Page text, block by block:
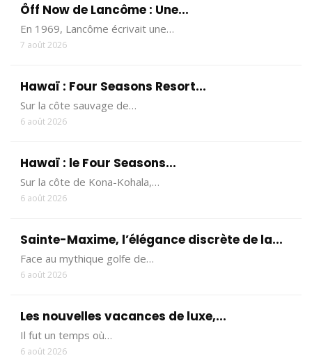
Ôff Now de Lancôme : Une...
En 1969, Lancôme écrivait une…
7 août 2026
Hawaï : Four Seasons Resort...
Sur la côte sauvage de…
6 août 2026
Hawaï : le Four Seasons...
Sur la côte de Kona-Kohala,…
6 août 2026
Sainte-Maxime, l’élégance discrète de la...
Face au mythique golfe de…
6 août 2026
Les nouvelles vacances de luxe,...
Il fut un temps où…
6 août 2026